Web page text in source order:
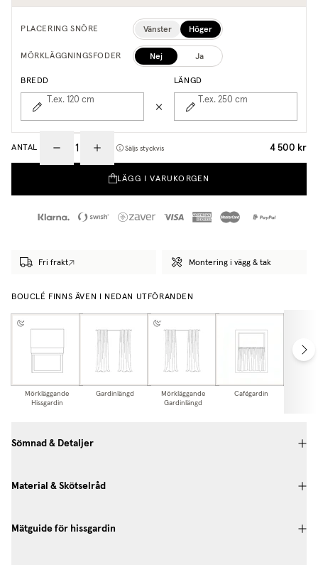
PLACERING SNÖRE Vänster Höger
MÖRKLÄGGNINGSFODER Nej Ja
BREDD
T.ex. 120 cm
LÄNGD
T.ex. 250 cm
ANTAL Säljs styckvis 4 500 kr
LÄGG I VARUKORGEN
Fri frakt Montering i vägg & tak
BOUCLÉ FINNS ÄVEN I NEDAN UTFÖRANDEN
Mörkläggande
Hissgardin
Gardinlängd
Mörkläggande
Gardinlängd
Cafégardin
Sömnad & Detaljer
Material & Skötselråd
Mätguide för hissgardin